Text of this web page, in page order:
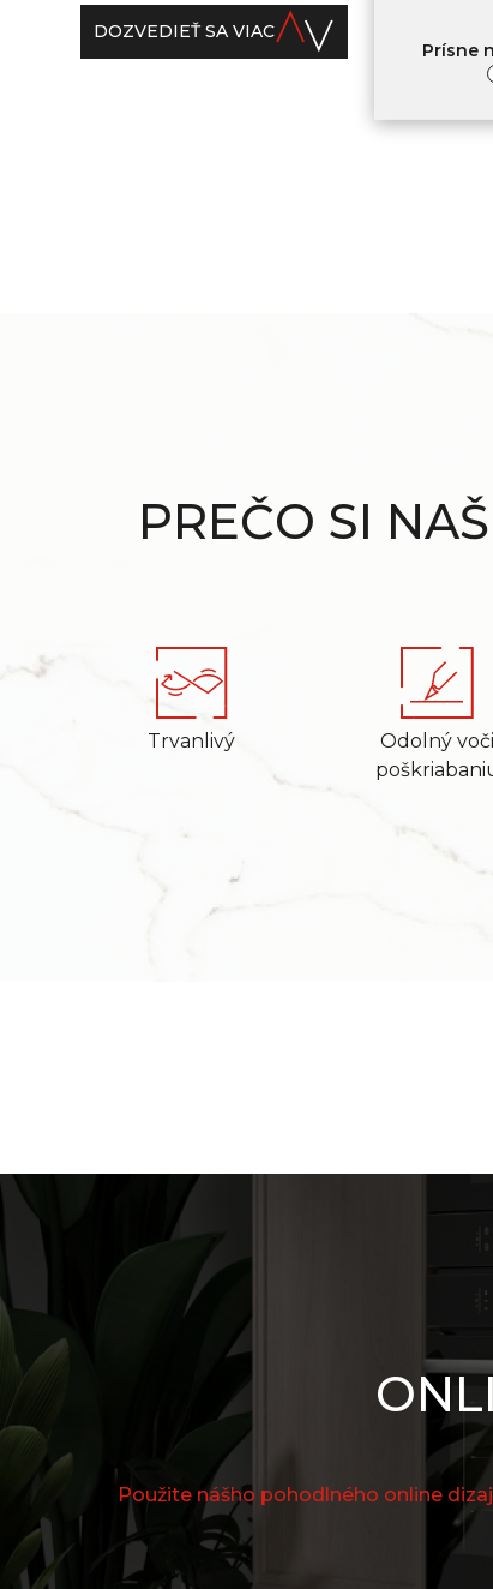
DOZVEDIEŤ SA VIAC
PREČO SI
Trvanlivý
Odolný voči
Použite nášho pohodlného online
Prísne